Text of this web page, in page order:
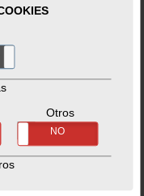
Palau Solità i
Otros
NO